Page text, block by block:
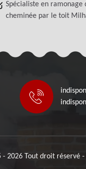
Spécialiste en ramonage
cheminée par le toit
- 2026 Tout droit réservé -